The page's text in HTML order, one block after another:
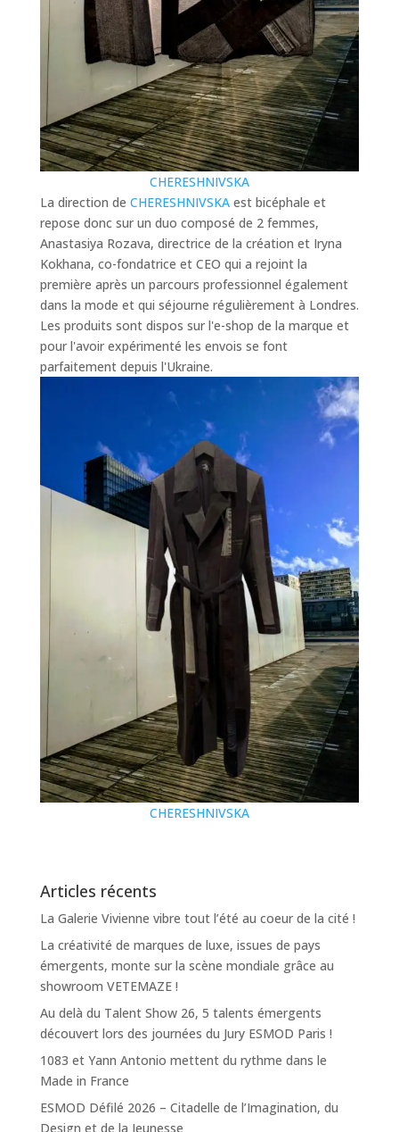
CHERESHNIVSKA
La direction de CHERESHNIVSKAest bicéphale et
repose donc sur un duo composé de 2 femmes,
Anastasiya Rozava, directrice de la création et Iryna
Kokhana, co-fondatrice et CEO qui a rejoint la
première après un parcours professionnel également
dans la mode et qui séjourne régulièrement à Londres.
Les produits sont dispos sur l'e-shop de la marque et
pour l'avoir expérimenté les envois se font
parfaitement depuis l'Ukraine.
CHERESHNIVSKA
Articles récents
La Galerie Vivienne vibre tout l’été au coeur de la cité !
La créativité de marques de luxe, issues de pays
émergents, monte sur la scène mondiale grâce au
showroom VETEMAZE !
Au delà du Talent Show 26, 5 talents émergents
découvert lors des journées du Jury ESMOD Paris !
1083 et Yann Antonio mettent du rythme dans le
Made in France
ESMOD Défilé 2026 – Citadelle de l’Imagination, du
Design et de la Jeunesse